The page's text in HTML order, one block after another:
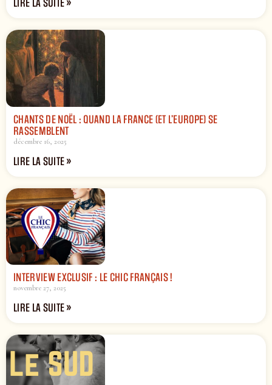
LIRE LA SUITE »
CHANTS DE NOËL : QUAND LA FRANCE (ET L’EUROPE) SE
RASSEMBLENT
décembre 16, 2025
LIRE LA SUITE »
INTERVIEW EXCLUSIF : LE CHIC FRANÇAIS !
novembre 27, 2025
LIRE LA SUITE »